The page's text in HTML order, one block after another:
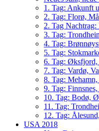
1. Tag: Ankunft
2. Tag: Florø,
2. Tag
3. Tag:
4. Tag:
5. Tag:
6. Tag: Øksfjord,
7. Tag: Vardø,
8. Tag:
9. Tag:
10. Tag: Bodø,
11. Tag:
12. Tag:
USA 2018